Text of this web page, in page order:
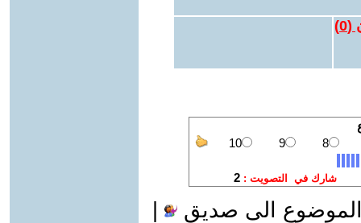
(
0
)
الى صديق